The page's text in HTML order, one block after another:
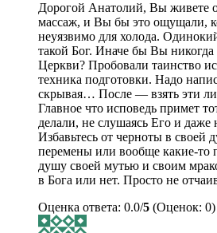
Дорогой Анатолий, Вы живете
массаж, и Вы бы это ощущали,
неуязвимо для холода.
такой Бог. Иначе бы Вы
Церкви? Пробовали таинство
техника подготовки. Надо
скрывая… После — взять эти
Главное что исповедь примет
делали, не слушаясь Его и
Избавьтесь от черноты в
перемены или вообще какие-то
душу своей мутью и своим
в Бога или нет. Просто не
Оценка ответа: 0.0/5 (Оценок: 0)